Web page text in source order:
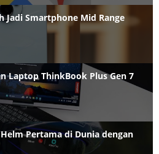
Jadi Smartphone Mid Range
Laptop ThinkBook Plus Gen 7
Pertama di Dunia dengan